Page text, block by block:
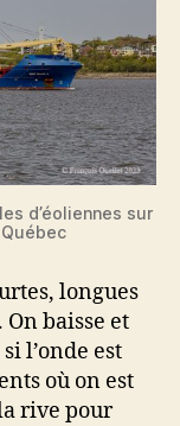
d’éoliennes sur
longues
baisse et
l’onde est
où on est
rive pour